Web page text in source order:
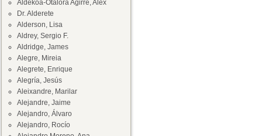
Aldekoa-Otalora Agirre, Alex
Dr. Alderete
Alderson, Lisa
Aldrey, Sergio F.
Aldridge, James
Alegre, Mireia
Alegrete, Enrique
Alegría, Jesús
Aleixandre, Marilar
Alejandre, Jaime
Alejandro, Álvaro
Alejandro, Rocío